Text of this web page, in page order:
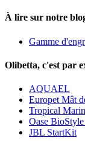
À lire sur notre
Gamme
Olibetta, c'est par
AQUAEL
Europet Mât
Tropical
Oase
JBL StartKit